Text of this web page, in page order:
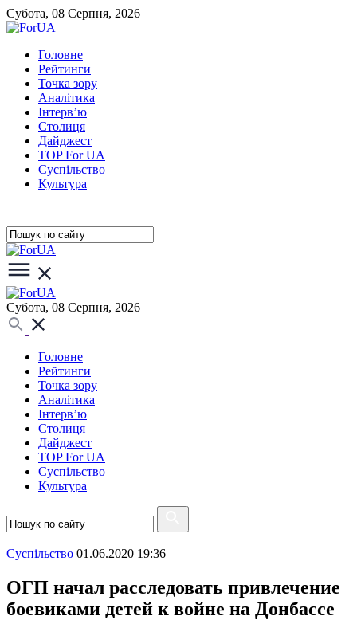
Субота, 08 Серпня, 2026
Головне
Рейтинги
Точка зору
Аналітика
Інтерв’ю
Столиця
Дайджест
TOP For UA
Суспiльство
Культура
Субота, 08 Серпня, 2026
Головне
Рейтинги
Точка зору
Аналітика
Інтерв’ю
Столиця
Дайджест
TOP For UA
Суспiльство
Культура
Суспiльство 01.06.2020 19:36
ОГП начал расследовать привлечение
боевиками детей к войне на Донбассе